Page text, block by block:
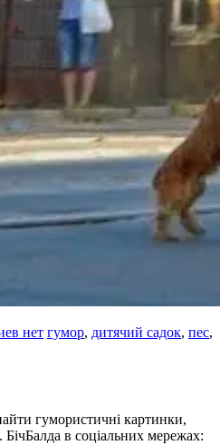
нет гумор, дитячий садок, пес,
гумористичні картинки,
в соціальних мережах: